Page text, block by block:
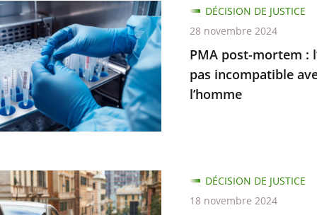
PMA post-mortem :
pas incompatible
l’homme
DÉCISION DE JUSTICE
28 novembre 2024
DÉCISION DE JUSTICE
18 novembre 2024